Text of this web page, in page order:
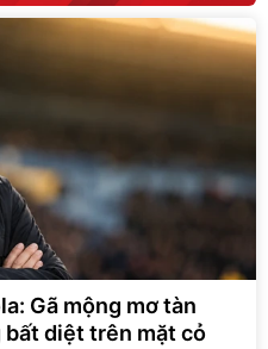
Gã mộng mơ tàn
bất diệt trên mặt cỏ